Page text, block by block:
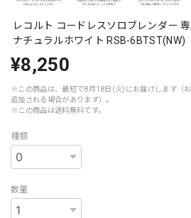
レコルト コードレスソロブレンダー
ナチュラルホワイト RSB-6BTST(NW)
¥8,250
※この商品は、最短で8月18日(火)にお届けします（
追加される場合があります）。
※この商品は送料無料です。
種類
数量